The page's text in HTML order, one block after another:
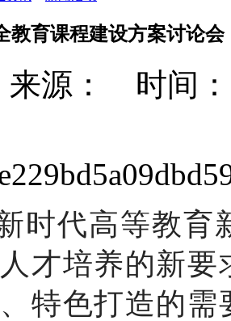
教育课程建设方案讨论会
源： 时间：
时代高等教育
才培养的新
特色打造的